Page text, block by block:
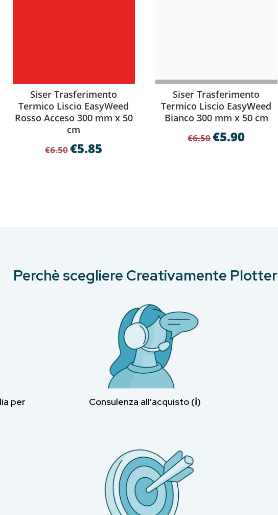
Siser Trasferimento
Termico Liscio EasyWeed
Rosso Acceso 300 mm x 50
cm
€6.50Il
€5.85
Siser Trasferimento
Termico Liscio EasyWeed
Bianco 300 mm x 50 cm
€6.50Il
€5.90Il
Perchè scegliere Creativamente Plotter
per
Consulenza all'acquisto (ℹ︎)